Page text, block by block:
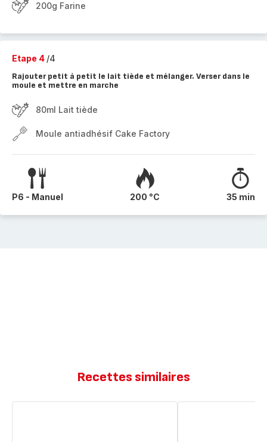
200g Farine
Etape 4 /4
Rajouter petit à petit le lait tiède et mélanger. Verser dans le
moule et mettre en marche
80ml Lait tiède
Moule antiadhésif Cake Factory
P6 - Manuel 200 °C 35 min
Recettes similaires